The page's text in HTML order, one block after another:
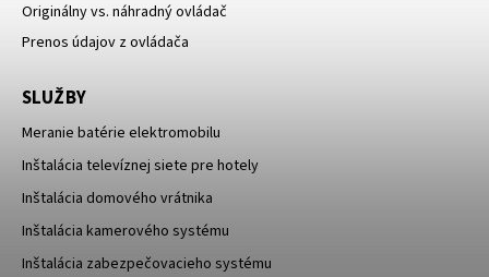
Originálny vs. náhradný ovládač
Prenos údajov z ovládača
SLUŽBY
Meranie batérie elektromobilu
Inštalácia televíznej siete pre hotely
Inštalácia domového vrátnika
Inštalácia kamerového systému
Inštalácia zabezpečovacieho systému